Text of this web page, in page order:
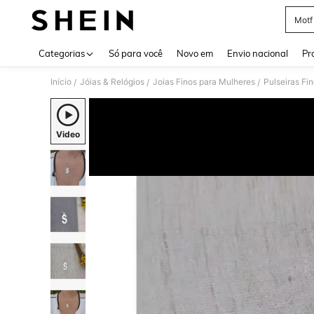
Motf
Categorias Só para você Novo em Envio nacional
Início / Jóias & Relógios / Joias Finos para Mulheres / Pulseiras
Video